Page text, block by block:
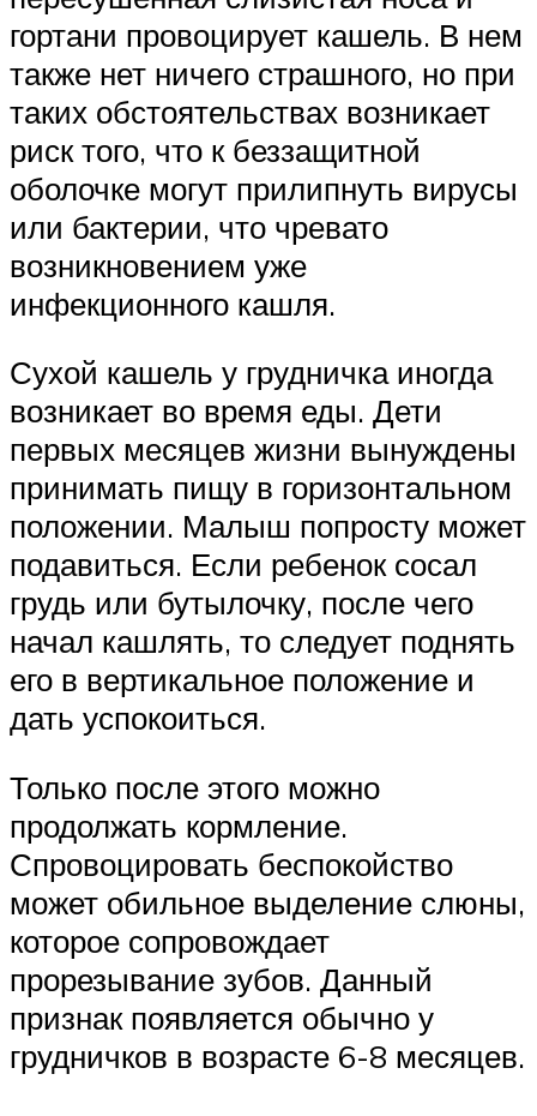
гортани провоцирует кашель. В нем
также нет ничего страшного, но при
таких обстоятельствах возникает
риск того, что к беззащитной
оболочке могут прилипнуть вирусы
или бактерии, что чревато
возникновением уже
инфекционного кашля.
Сухой кашель у грудничка иногда
возникает во время еды. Дети
первых месяцев жизни вынуждены
принимать пищу в горизонтальном
положении. Малыш попросту может
подавиться. Если ребенок сосал
грудь или бутылочку, после чего
начал кашлять, то следует поднять
его в вертикальное положение и
дать успокоиться.
Только после этого можно
продолжать кормление.
Спровоцировать беспокойство
может обильное выделение слюны,
которое сопровождает
прорезывание зубов. Данный
признак появляется обычно у
грудничков в возрасте 6-8 месяцев.